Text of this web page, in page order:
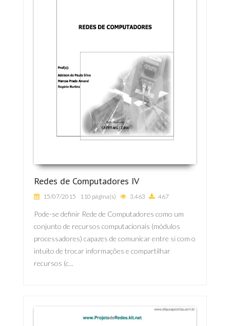
Redes de Computadores IV
15/07/2015 110 página(s) 3.463 467
Pode-se definir Rede de Computadores como um
conjunto de recursos computacionais (módulos
processadores) capazes de comunicar entre si com o
intuito de trocar informações e compartilhar
recursos (c...